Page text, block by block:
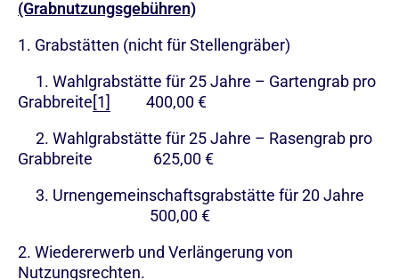
(Grabnutzungsgebühren)
1. Grabstätten (nicht für Stellengräber)
1. Wahlgrabstätte für 25 Jahre – Gartengrab pro
Grabbreite[1]
400,00 €
2. Wahlgrabstätte für 25 Jahre – Rasengrab pro
Grabbreite 625,00 €
3. Urnengemeinschaftsgrabstätte für 20 Jahre
500,00 €
2. Wiedererwerb und Verlängerung von
Nutzungsrechten.